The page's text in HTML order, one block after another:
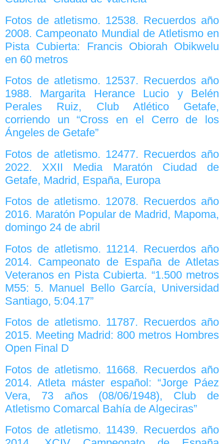
Fotos de atletismo. 12538. Recuerdos año
2008. Campeonato Mundial de Atletismo en
Pista Cubierta: Francis Obiorah Obikwelu
en 60 metros
Fotos de atletismo. 12537. Recuerdos año
1988. Margarita Herance Lucio y Belén
Perales Ruiz, Club Atlético Getafe,
corriendo un “Cross en el Cerro de los
Ángeles de Getafe”
Fotos de atletismo. 12477. Recuerdos año
2022. XXII Media Maratón Ciudad de
Getafe, Madrid, España, Europa
Fotos de atletismo. 12078. Recuerdos año
2016. Maratón Popular de Madrid, Mapoma,
domingo 24 de abril
Fotos de atletismo. 11214. Recuerdos año
2014. Campeonato de España de Atletas
Veteranos en Pista Cubierta. “1.500 metros
M55: 5. Manuel Bello García, Universidad
Santiago, 5:04.17”
Fotos de atletismo. 11787. Recuerdos año
2015. Meeting Madrid: 800 metros Hombres
Open Final D
Fotos de atletismo. 11668. Recuerdos año
2014. Atleta máster español: “Jorge Páez
Vera, 73 años (08/06/1948), Club de
Atletismo Comarcal Bahía de Algeciras”
Fotos de atletismo. 11439. Recuerdos año